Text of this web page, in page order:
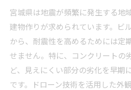
宮城県は地震が頻繁に発生する地
建物作りが求められています。ビ
から、耐震性を高めるためには定
せません。特に、コンクリートの
ど、見えにくい部分の劣化を早期
です。ドローン技術を活用した外